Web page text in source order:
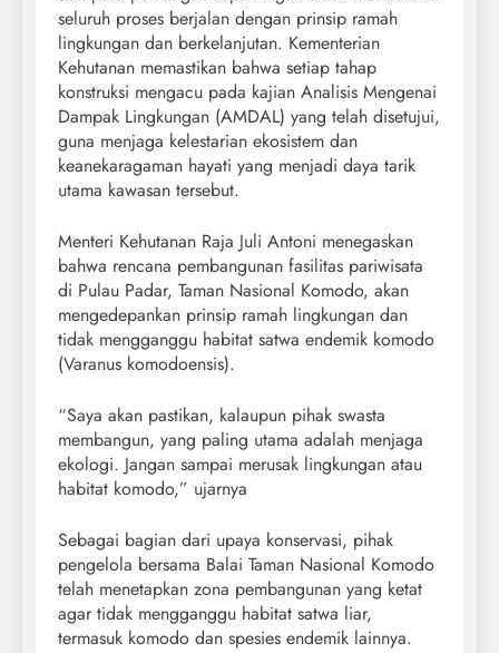
seluruh proses berjalan dengan prinsip ramah
lingkungan dan berkelanjutan. Kementerian
Kehutanan memastikan bahwa setiap tahap
konstruksi mengacu pada kajian Analisis Mengenai
Dampak Lingkungan (AMDAL) yang telah disetujui,
guna menjaga kelestarian ekosistem dan
keanekaragaman hayati yang menjadi daya tarik
utama kawasan tersebut.
Menteri Kehutanan Raja Juli Antoni menegaskan
bahwa rencana pembangunan fasilitas pariwisata
di Pulau Padar, Taman Nasional Komodo, akan
mengedepankan prinsip ramah lingkungan dan
tidak mengganggu habitat satwa endemik komodo
(Varanus komodoensis).
“Saya akan pastikan, kalaupun pihak swasta
membangun, yang paling utama adalah menjaga
ekologi. Jangan sampai merusak lingkungan atau
habitat komodo,” ujarnya
Sebagai bagian dari upaya konservasi, pihak
pengelola bersama Balai Taman Nasional Komodo
telah menetapkan zona pembangunan yang ketat
agar tidak mengganggu habitat satwa liar,
termasuk komodo dan spesies endemik lainnya.